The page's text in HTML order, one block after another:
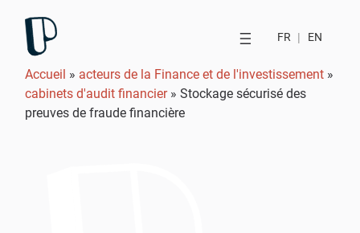
FR | EN
Accueil » acteurs de la Finance et de l'investissement »
cabinets d'audit financier»Stockage sécurisé des
preuves de fraude financière